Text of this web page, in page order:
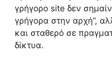
γρήγορο site δεν
γρήγορα στην αρχή”,
και σταθερό σε
δίκτυα.